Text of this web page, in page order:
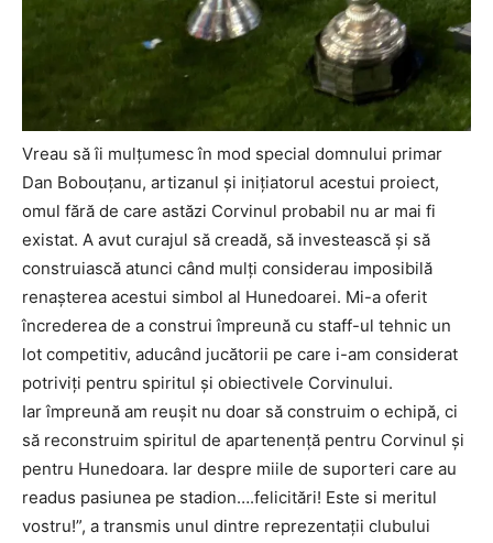
Vreau să îi mulțumesc în mod special domnului primar
Dan Bobouțanu, artizanul și inițiatorul acestui proiect,
omul fără de care astăzi Corvinul probabil nu ar mai fi
existat. A avut curajul să creadă, să investească și să
construiască atunci când mulți considerau imposibilă
renașterea acestui simbol al Hunedoarei. Mi-a oferit
încrederea de a construi împreună cu staff-ul tehnic un
lot competitiv, aducând jucătorii pe care i-am considerat
potriviți pentru spiritul și obiectivele Corvinului.
Iar împreună am reușit nu doar să construim o echipă, ci
să reconstruim spiritul de apartenență pentru Corvinul și
pentru Hunedoara. Iar despre miile de suporteri care au
readus pasiunea pe stadion….felicitări! Este si meritul
vostru!”, a transmis unul dintre reprezentații clubului